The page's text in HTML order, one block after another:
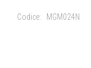
Codice: MGM024N